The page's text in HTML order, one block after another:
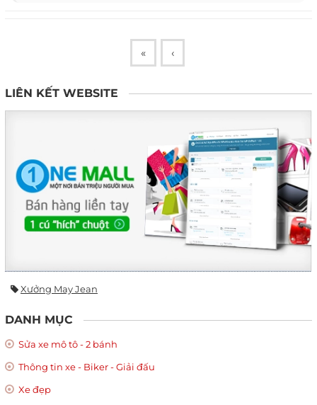
« ‹
LIÊN KẾT WEBSITE
Xưởng May Jean
DANH MỤC
Sửa xe mô tô - 2 bánh
Thông tin xe - Biker - Giải đấu
Xe đẹp